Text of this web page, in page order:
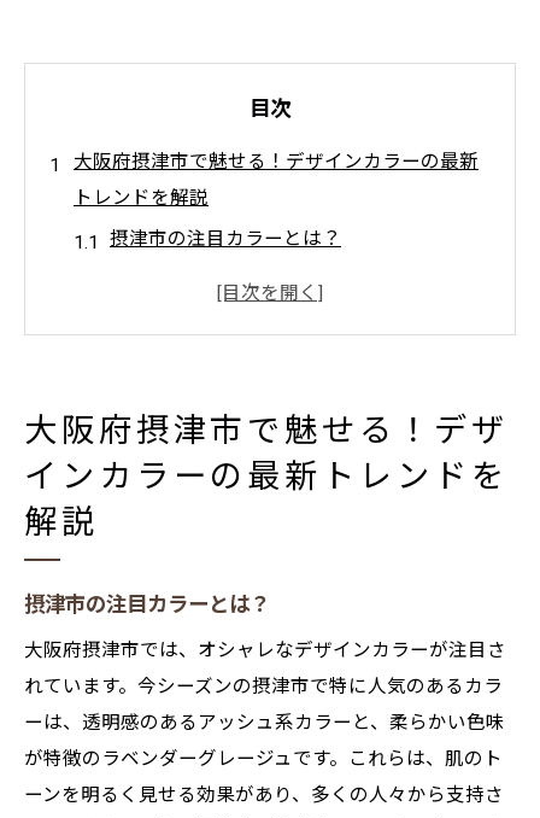
目次
大阪府摂津市で魅せる！デザインカラーの最新
トレンドを解説
摂津市の注目カラーとは？
季節ごとのトレンドカラーを探る
おしゃれをリードするカラー提案
個性を引き立てる摂津市のデザインカラースタ
イリストの技
髪質に合わせたカラーテクニック
プロのアドバイスで個性を際立たせる
地域のスタイリストが手掛けるカラーデザ
イン
デザインカラーで差をつける方法
カラー施術の成功事例を紹介
大阪府摂津市で魅せる！デザ
インカラーの最新トレンドを
解説
摂津市の注目カラーとは？
大阪府摂津市では、オシャレなデザインカラーが注目さ
れています。今シーズンの摂津市で特に人気のあるカラ
ーは、透明感のあるアッシュ系カラーと、柔らかい色味
が特徴のラベンダーグレージュです。これらは、肌のト
ーンを明るく見せる効果があり、多くの人々から支持さ